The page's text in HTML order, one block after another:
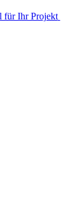
für Ihr Projekt